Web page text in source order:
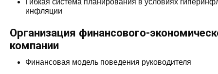
Гибкая система планирования в условиях
инфляции
Организация финансового-
компании
Финансовая модель поведения руководителя